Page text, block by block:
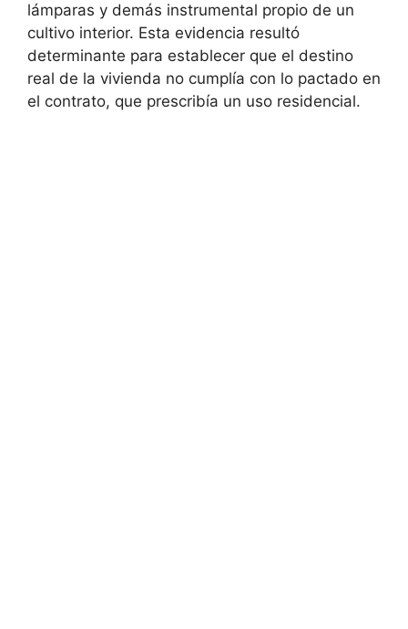
lámparas y demás instrumental propio de un
cultivo interior. Esta evidencia resultó
determinante para establecer que el destino
real de la vivienda no cumplía con lo pactado en
el contrato, que prescribía un uso residencial.